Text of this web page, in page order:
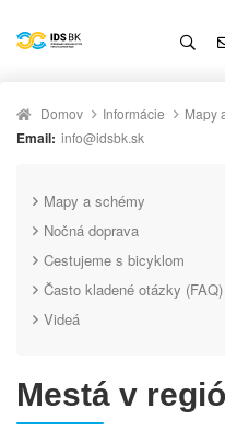
Domov Informácie Mapy
Email: info@idsbk.sk
Mapy a schémy
Nočná doprava
Cestujeme s bicyklom
Často kladené otázky (FAQ)
Videá
Mestá v